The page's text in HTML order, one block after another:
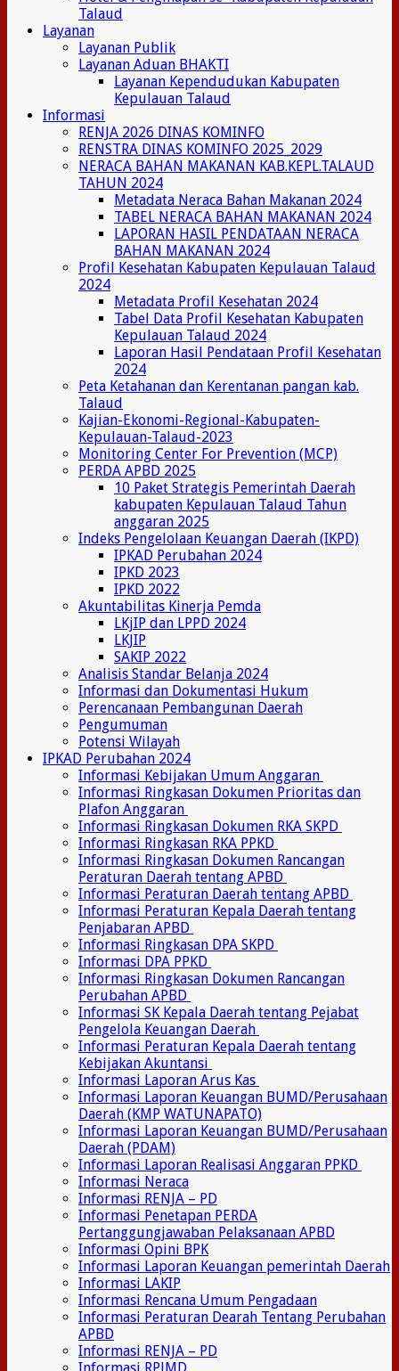
Talaud
Layanan
Layanan Publik
Layanan Aduan BHAKTI
Layanan Kependudukan Kabupaten
Kepulauan Talaud
Informasi
RENJA 2026 DINAS KOMINFO
RENSTRA DINAS KOMINFO 2025_2029
NERACA BAHAN MAKANAN KAB.KEPL.TALAUD
TAHUN 2024
Metadata Neraca Bahan Makanan 2024
TABEL NERACA BAHAN MAKANAN 2024
LAPORAN HASIL PENDATAAN NERACA
BAHAN MAKANAN 2024
Profil Kesehatan Kabupaten Kepulauan Talaud
2024
Metadata Profil Kesehatan 2024
Tabel Data Profil Kesehatan Kabupaten
Kepulauan Talaud 2024
Laporan Hasil Pendataan Profil Kesehatan
2024
Peta Ketahanan dan Kerentanan pangan kab.
Talaud
Kajian-Ekonomi-Regional-Kabupaten-
Kepulauan-Talaud-2023
Monitoring Center For Prevention (MCP)
PERDA APBD 2025
10 Paket Strategis Pemerintah Daerah
kabupaten Kepulauan Talaud Tahun
anggaran 2025
Indeks Pengelolaan Keuangan Daerah (IKPD)
IPKAD Perubahan 2024
IPKD 2023
IPKD 2022
Akuntabilitas Kinerja Pemda
LKjIP dan LPPD 2024
LKJIP
SAKIP 2022
Analisis Standar Belanja 2024
Informasi dan Dokumentasi Hukum
Perencanaan Pembangunan Daerah
Pengumuman
Potensi Wilayah
IPKAD Perubahan 2024
Informasi Kebijakan Umum Anggaran
Informasi Ringkasan Dokumen Prioritas dan
Plafon Anggaran
Informasi Ringkasan Dokumen RKA SKPD
Informasi Ringkasan RKA PPKD
Informasi Ringkasan Dokumen Rancangan
Peraturan Daerah tentang APBD
Informasi Peraturan Daerah tentang APBD
Informasi Peraturan Kepala Daerah tentang
Penjabaran APBD
Informasi Ringkasan DPA SKPD
Informasi DPA PPKD
Informasi Ringkasan Dokumen Rancangan
Perubahan APBD
Informasi SK Kepala Daerah tentang Pejabat
Pengelola Keuangan Daerah
Informasi Peraturan Kepala Daerah tentang
Kebijakan Akuntansi
Informasi Laporan Arus Kas
Informasi Laporan Keuangan BUMD/Perusahaan
Daerah (KMP WATUNAPATO)
Informasi Laporan Keuangan BUMD/Perusahaan
Daerah (PDAM)
Informasi Laporan Realisasi Anggaran PPKD
Informasi Neraca
Informasi RENJA – PD
Informasi Penetapan PERDA
Pertanggungjawaban Pelaksanaan APBD
Informasi Opini BPK
Informasi Laporan Keuangan pemerintah Daerah
Informasi LAKIP
Informasi Rencana Umum Pengadaan
Informasi Peraturan Dearah Tentang Perubahan
APBD
Informasi RENJA – PD